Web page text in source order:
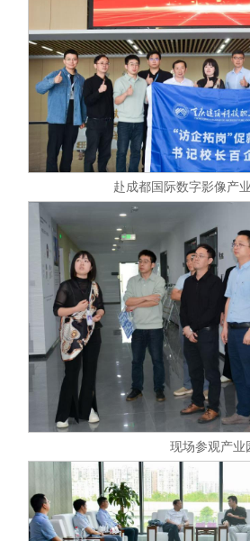
赴成都国际数字影像产
现场参观产业